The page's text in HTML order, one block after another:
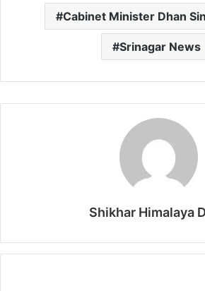
Cabinet Minister Dhan
Srinagar News
Shikhar Himalaya